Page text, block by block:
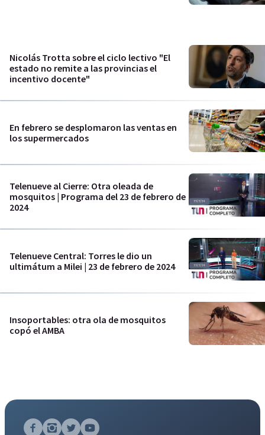
Nicolás Trotta sobre el ciclo lectivo "El
estado no remite a las provincias el
incentivo docente"
En febrero se desplomaron las ventas en
los supermercados
Telenueve al Cierre: Otra oleada de
mosquitos | Programa del 23 de febrero de
2024
Telenueve Central: Torres le dio un
ultimátum a Milei | 23 de febrero de 2024
Insoportables: otra ola de mosquitos
copó el AMBA